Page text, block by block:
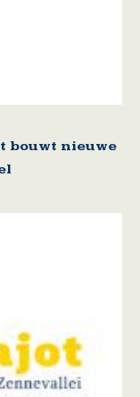
bouwt nieuwe